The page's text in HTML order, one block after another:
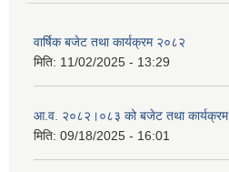
वार्षिक बजेट तथा कार्यक्रम २०८२
मिति: 11/02/2025 - 13:29
आ.व. २०८२।०८३ को बजेट तथा कार्यक्रम
मिति: 09/18/2025 - 16:01